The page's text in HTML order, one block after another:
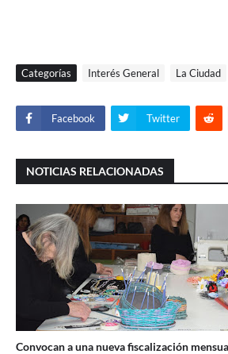
Categorías Interés General La Ciudad
Facebook Twitter
NOTICIAS RELACIONADAS
Convocan a una nueva fiscalización